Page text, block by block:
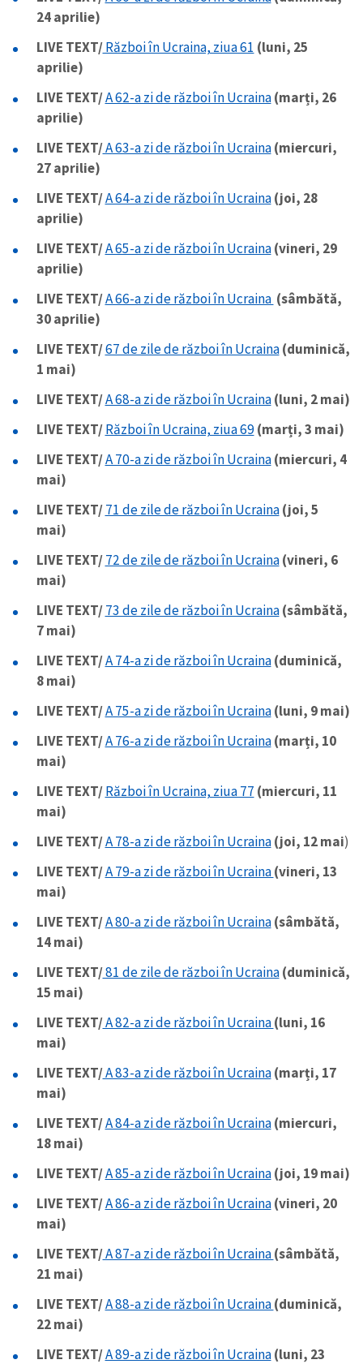
24 aprilie)
LIVE TEXT/Război în Ucraina, ziua 61 (luni, 25
aprilie)
LIVE TEXT/A 62-a zi de război în Ucraina(marți, 26
aprilie)
LIVE TEXT/A 63-a zi de război în Ucraina(miercuri,
27 aprilie)
LIVE TEXT/A 64-a zi de război în Ucraina(joi, 28
aprilie)
LIVE TEXT/A 65-a zi de război în Ucraina(vineri, 29
aprilie)
LIVE TEXT/A 66-a zi de război în Ucraina (sâmbătă,
30 aprilie)
LIVE TEXT/67 de zile de război în Ucraina(duminică,
1 mai)
LIVE TEXT/A 68-a zi de război în Ucraina(luni, 2 mai)
LIVE TEXT/Război în Ucraina, ziua 69(marți, 3 mai)
LIVE TEXT/A 70-a zi de război în Ucraina(miercuri, 4
mai)
LIVE TEXT/71 de zile de război în Ucraina(joi, 5
mai)
LIVE TEXT/72 de zile de război în Ucraina(vineri, 6
mai)
LIVE TEXT/73 de zile de război în Ucraina(sâmbătă,
7 mai)
LIVE TEXT/A 74-a zi de război în Ucraina(duminică,
8 mai)
LIVE TEXT/A 75-a zi de război în Ucraina(luni, 9 mai)
LIVE TEXT/A 76-a zi de război în Ucraina(marți, 10
mai)
LIVE TEXT/Război în Ucraina, ziua 77 (miercuri, 11
mai)
LIVE TEXT/A 78-a zi de război în Ucraina(joi, 12 mai)
LIVE TEXT/A 79-a zi de război în Ucraina(vineri, 13
mai)
LIVE TEXT/A 80-a zi de război în Ucraina(sâmbătă,
14 mai)
LIVE TEXT/81 de zile de război în Ucraina(duminică,
15 mai)
LIVE TEXT/A 82-a zi de război în Ucraina(luni, 16
mai)
LIVE TEXT/A 83-a zi de război în Ucraina(marți, 17
mai)
LIVE TEXT/A 84-a zi de război în Ucraina(miercuri,
18 mai)
LIVE TEXT/A 85-a zi de război în Ucraina(joi, 19 mai)
LIVE TEXT/A 86-a zi de război în Ucraina(vineri, 20
mai)
LIVE TEXT/A 87-a zi de război în Ucraina(sâmbătă,
21 mai)
LIVE TEXT/A 88-a zi de război în Ucraina(duminică,
22 mai)
LIVE TEXT/A 89-a zi de război în Ucraina(luni, 23